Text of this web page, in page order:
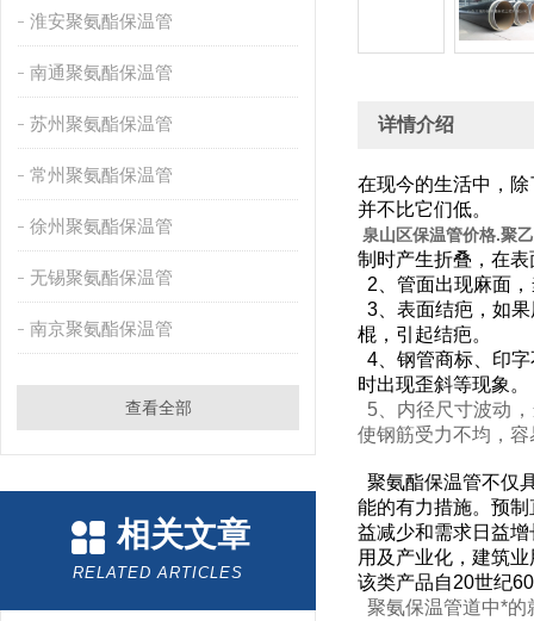
淮安聚氨酯保温管
南通聚氨酯保温管
苏州聚氨酯保温管
常州聚氨酯保温管
徐州聚氨酯保温管
无锡聚氨酯保温管
南京聚氨酯保温管
查看全部
相关文章
RELATED ARTICLES
详情介绍
在现今的生活中，
并不比它们低。
泉山区保温管价格.聚
制时产生折叠，在
2、管面出现麻面
3、表面结疤，如
棍，引起结疤。
4、钢管商标、印
时出现歪斜等现象。
5、内径尺寸波动
使钢筋受力不均，容
聚氨酯保温管不仅
能的有力措施。预
益减少和需求日益
用及产业化，建筑
该类产品自20世纪
聚氨保温管道中*